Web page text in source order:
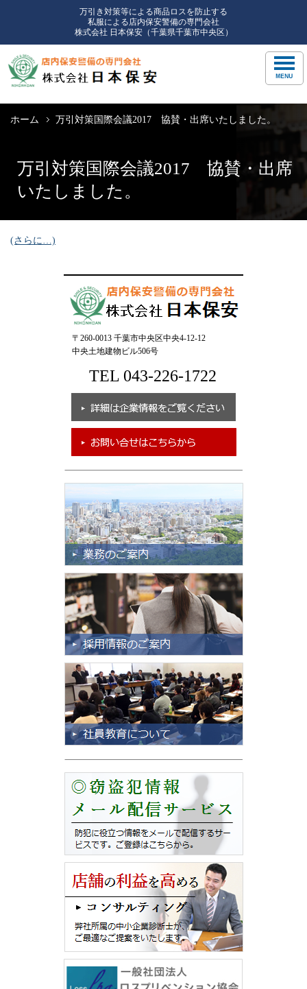
万引き対策等による商品ロスを防止する
私服による店内保安警備の専門会社
株式会社 日本保安（千葉県千葉市中央区）
ホーム 万引対策国際会議2017 協賛・出席いたしました。
万引対策国際会議2017 協賛・出席
いたしました。
(さらに…)
〒260-0013 千葉市中央区中央4-12-12
中央土地建物ビル506号
TEL 043-226-1722